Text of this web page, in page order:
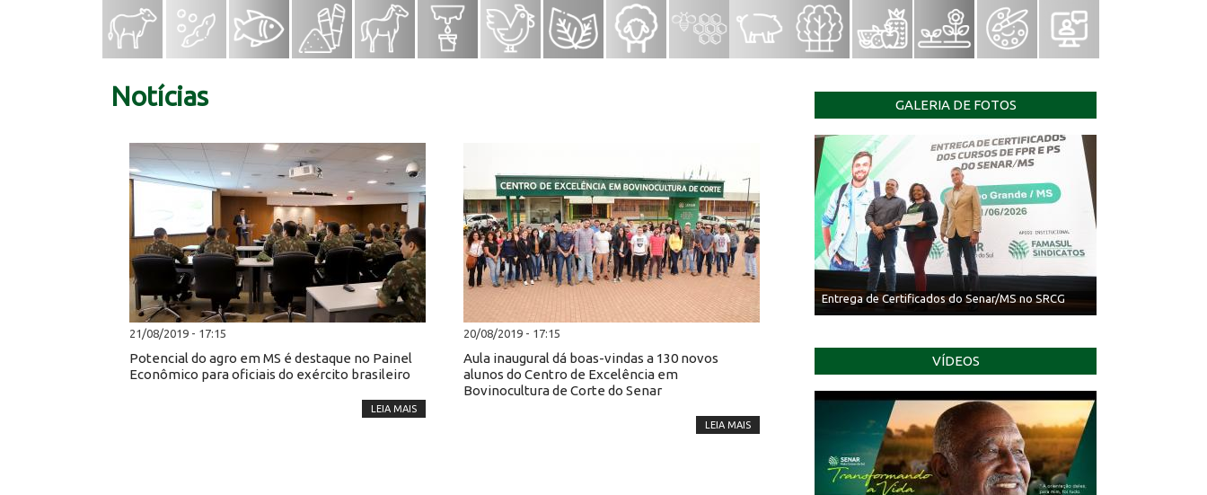
GALERIA DE FOTOS
Entrega de Certificados do Senar/MS no SRCG
VÍDEOS
Notícias
21/08/2019 - 17:15
Potencial do agro em MS é destaque no Painel
Econômico para oficiais do exército brasileiro
LEIA MAIS
20/08/2019 - 17:15
Aula inaugural dá boas-vindas a 130 novos
alunos do Centro de Excelência em
Bovinocultura de Corte do Senar
LEIA MAIS